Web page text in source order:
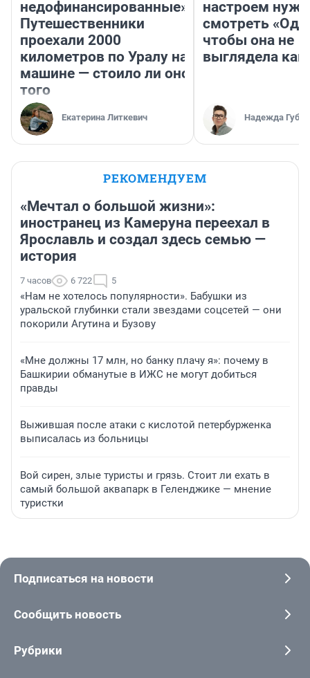
недофинансированные».
Путешественники
проехали 2000
километров по Уралу на
машине — стоило ли оно
того
Екатерина Литкевич
настроем
смотреть
чтобы она не
выглядела как
Надежда
РЕКОМЕНДУЕМ
«Мечтал о большой жизни»:
иностранец из Камеруна переехал в
Ярославль и создал здесь семью —
история
7 часов 6 722 5
«Нам не хотелось популярности». Бабушки из
уральской глубинки стали звездами соцсетей — они
покорили Агутина и Бузову
«Мне должны 17 млн, но банку плачу я»: почему в
Башкирии обманутые в ИЖС не могут добиться
правды
Выжившая после атаки с кислотой петербурженка
выписалась из больницы
Вой сирен, злые туристы и грязь. Стоит ли ехать в
самый большой аквапарк в Геленджике — мнение
туристки
Подписаться на новости
Сообщить новость
Рубрики